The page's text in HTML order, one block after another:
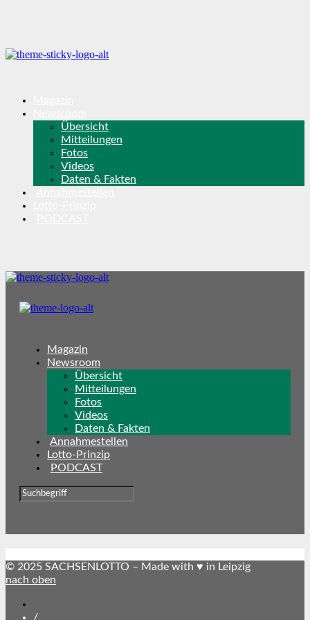
Übersicht
Mitteilungen
Fotos
Videos
Daten & Fakten
Magazin
Newsroom
Übersicht
Mitteilungen
Fotos
Videos
Daten & Fakten
Annahmestellen
Lotto-Prinzip
PODCAST
© 2025 SACHSENLOTTO – Made with ♥ in Leipzig
nach oben
abonnieren
/